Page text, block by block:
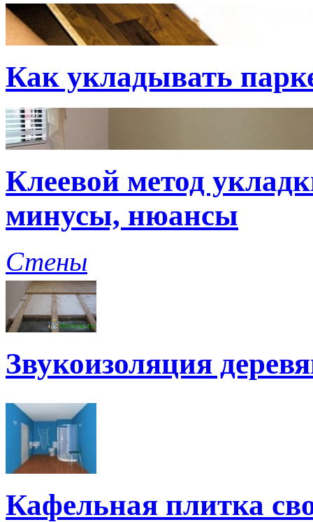
Как укладывать
Клеевой метод
минусы, нюансы
Стены
Звукоизоляция
Кафельная плитка